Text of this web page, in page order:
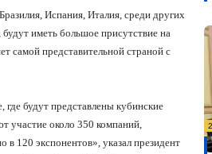
Испания, Италия, среди других
иметь большое присутствие на
самой представительной страной с
будут представлены кубинские
участие около 350 компаний,
120 экспонентов», указал президент